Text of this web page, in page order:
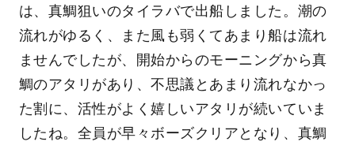
は、真鯛狙いのタイラバで出船しました。潮の
流れがゆるく、また風も弱くてあまり船は流れ
ませんでしたが、開始からのモーニングから真
鯛のアタリがあり、不思議とあまり流れなかっ
た割に、活性がよく嬉しいアタリが続いていま
したね。全員が早々ボーズクリアとなり、真鯛